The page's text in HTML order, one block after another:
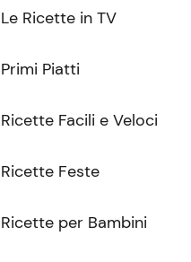
Le Ricette in TV
Primi Piatti
Ricette Facili e Veloci
Ricette Feste
Ricette per Bambini